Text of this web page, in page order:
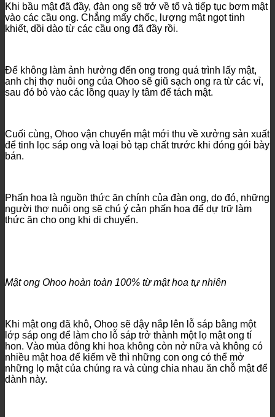
Khi bầu mật đã đầy, đàn ong sẽ trở về tổ và tiếp tục bơm mật
vào các cầu ong. Chẳng mấy chốc, lượng mật ngọt tinh
khiết, dồi dào từ các cầu ong đã đầy rồi.
Để không làm ảnh hưởng đến ong trong quá trình lấy mật,
anh chị thợ nuôi ong của Ohoo sẽ giũ sạch ong ra từ các vỉ,
sau đó bỏ vào các lồng quay ly tâm để tách mật.
Cuối cùng, Ohoo vận chuyển mật mới thu về xưởng sản xuất
để tinh lọc sáp ong và loại bỏ tạp chất trước khi đóng gói bày
bán.
Phấn hoa là nguồn thức ăn chính của đàn ong, do đó, những
người thợ nuôi ong sẽ chú ý cản phấn hoa để dự trữ làm
thức ăn cho ong khi di chuyển.
Mật ong Ohoo hoàn toàn 100% từ mật hoa tự nhiên
Khi mật ong đã khô, Ohoo sẽ đậy nắp lên lỗ sáp bằng một
lớp sáp ong để làm cho lỗ sáp trở thành một lọ mật ong tí
hon. Vào mùa đông khi hoa không còn nở nữa và không có
nhiều mật hoa để kiếm về thì những con ong có thể mở
những lọ mật của chúng ra và cùng chia nhau ăn chỗ mật để
dành này.